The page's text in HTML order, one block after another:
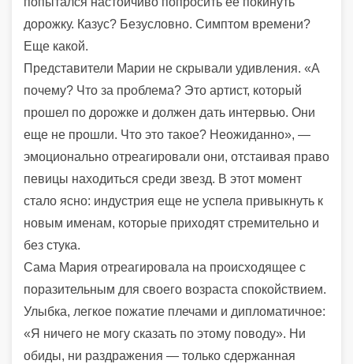
дорожку. Казус? Безусловно. Симптом времени?
Еще какой.
Представители Марии не скрывали удивления. «А
почему? Что за проблема? Это артист, который
прошел по дорожке и должен дать интервью. Они
еще не прошли. Что это такое? Неожиданно», —
эмоционально отреагировали они, отстаивая право
певицы находиться среди звезд. В этот момент
стало ясно: индустрия еще не успела привыкнуть к
новым именам, которые приходят стремительно и
без стука.
Сама Мария отреагировала на происходящее с
поразительным для своего возраста спокойствием.
Улыбка, легкое пожатие плечами и дипломатичное:
«Я ничего не могу сказать по этому поводу». Ни
обиды, ни раздражения — только сдержанная